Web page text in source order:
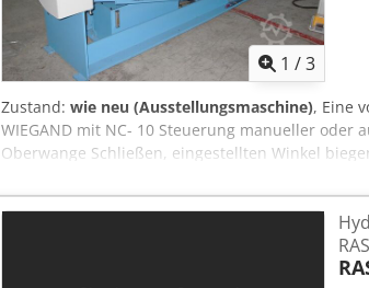
1 /3
Zustand: wie neu (Ausstellungsmaschine), Eine
WIEGAND mit NC- 10 Steuerung manueller
Oberwange Schließen, eingestellten Winkel
Blechstärke manuell einstellbar verstellbare
verstellbar CE- Norm Dkjdpfx Ahspgmqieqjr
max. Biegewinkel: 0 – 120° Hinteranschlag
Gewicht: 2500 kg Tech. Daten und